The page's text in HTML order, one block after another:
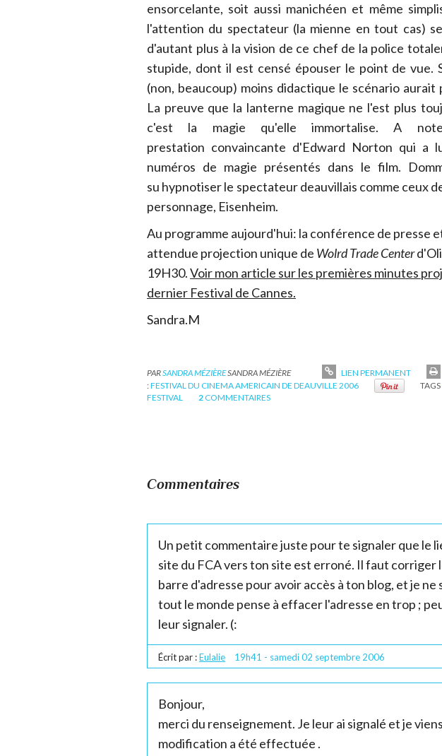
ensorcelante, soit aussi manichéen et même
l'attention du spectateur (la mienne en tout cas)
d'autant plus à la vision de ce chef de la police
stupide, dont il est censé épouser le point de vue.
(non, beaucoup) moins didactique le scénario
La preuve que la lanterne magique ne l'est plus
c'est la magie qu'elle immortalise. A
prestation convaincante d'Edward Norton qui a
numéros de magie présentés dans le film.
su hypnotiser le spectateur deauvillais comme ceux
personnage, Eisenheim.
Au programme aujourd'hui: la conférence de presse
attendue projection unique de Wolrd Trade Center
19H30.Voir mon article sur les premières minutes
dernier Festival de Cannes.
Sandra.M
PARSANDRA MÉZIÈRESANDRA MÉZIÈRE LIEN PERMANENT
:FESTIVAL DU CINEMA AMERICAIN DE DEAUVILLE 2006 TAGS
FESTIVAL
2 COMMENTAIRES
Commentaires
Un petit commentaire juste pour te signaler que le
site du FCA vers ton site est erroné. Il faut corriger
barre d'adresse pour avoir accès à ton blog, et je ne
tout le monde pense à effacer l'adresse en trop ;
leur signaler. (:
Écrit par :Eulalie 19h41 - samedi 02 septembre 2006
Bonjour,
merci du renseignement. Je leur ai signalé et je
modification a été effectuée .